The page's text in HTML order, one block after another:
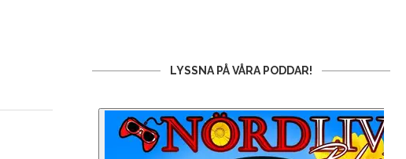
LYSSNA PÅ VÅRA PODDAR!